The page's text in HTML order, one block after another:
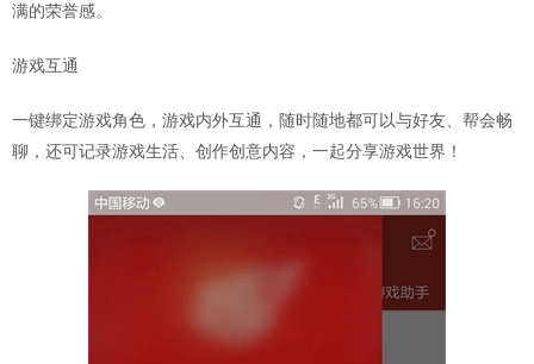
满的荣誉感。
游戏互通
一键绑定游戏角色，游戏内外互通，随时随地都可以与好友、帮会畅
聊，还可记录游戏生活、创作创意内容，一起分享游戏世界！